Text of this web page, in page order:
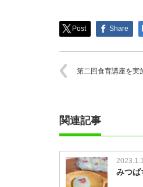
Post Share
第二回食育講座を実
関連記事
みつば